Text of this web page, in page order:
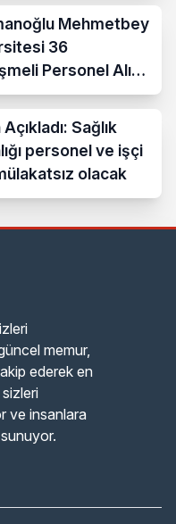
Mehmetbey
36
Personel Alımı
Sağlık
personel ve işçi
olacak
memur,
ederek en
ve insanlara